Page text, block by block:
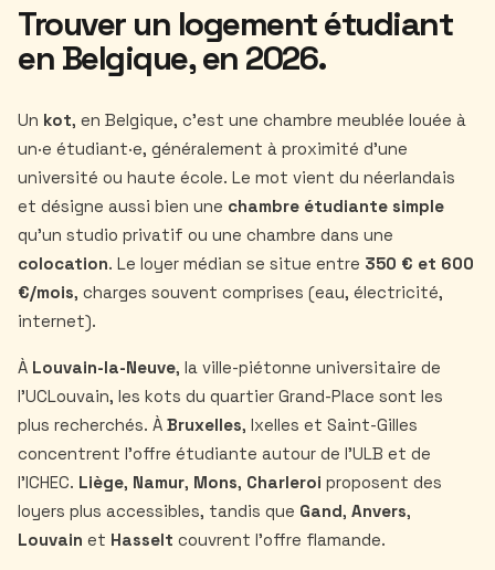
Trouver un logement étudiant
en Belgique, en 2026.
Un kot, en Belgique, c'est une chambre meublée louée à
un·e étudiant·e, généralement à proximité d'une
université ou haute école. Le mot vient du néerlandais
et désigne aussi bien une chambre étudiante simple
qu'un studio privatif ou une chambre dans une
colocation. Le loyer médian se situe entre 350 € et 600
€/mois, charges souvent comprises (eau, électricité,
internet).
À Louvain-la-Neuve, la ville-piétonne universitaire de
l'UCLouvain, les kots du quartier Grand-Place sont les
plus recherchés. À Bruxelles, Ixelles et Saint-Gilles
concentrent l'offre étudiante autour de l'ULB et de
l'ICHEC. Liège, Namur, Mons, Charleroi proposent des
loyers plus accessibles, tandis que Gand, Anvers,
Louvain et Hasselt couvrent l'offre flamande.